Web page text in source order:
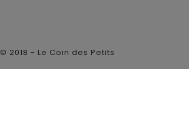
© 2018 - Le Coin des Petits